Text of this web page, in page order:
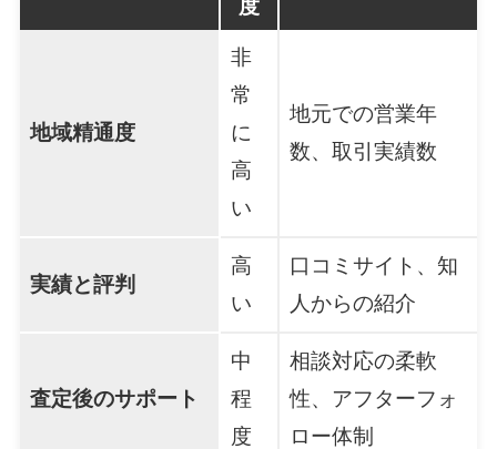
度
地域精通度
非
常
に
高
い
地元での営業年
数、取引実績数
実績と評判
高
い
口コミサイト、知
人からの紹介
査定後のサポート
中
程
度
相談対応の柔軟
性、アフターフォ
ロー体制